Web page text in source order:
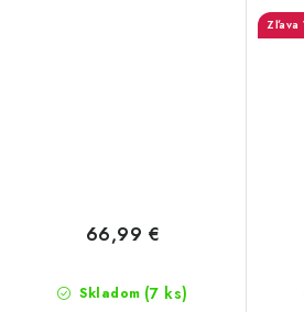
Skladom (7 ks)
66,99 €